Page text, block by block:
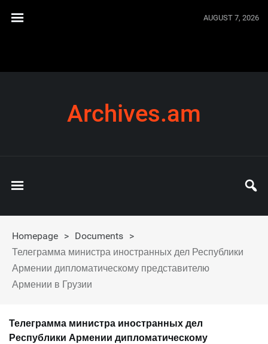
AUGUST 7, 2026
Archives.am
Homepage > Documents >
Телеграмма министра иностранных дел Республики
Армении дипломатическому представителю
Армении в Грузии
Телеграмма министра иностранных дел
Республики Армении дипломатическому